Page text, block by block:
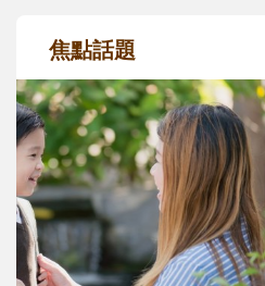
焦點話題
和孩子一起長大的那
不同模樣
沒有人天生就擅長當爸
次「前所未有」的體驗
大。從給予安全感的肢